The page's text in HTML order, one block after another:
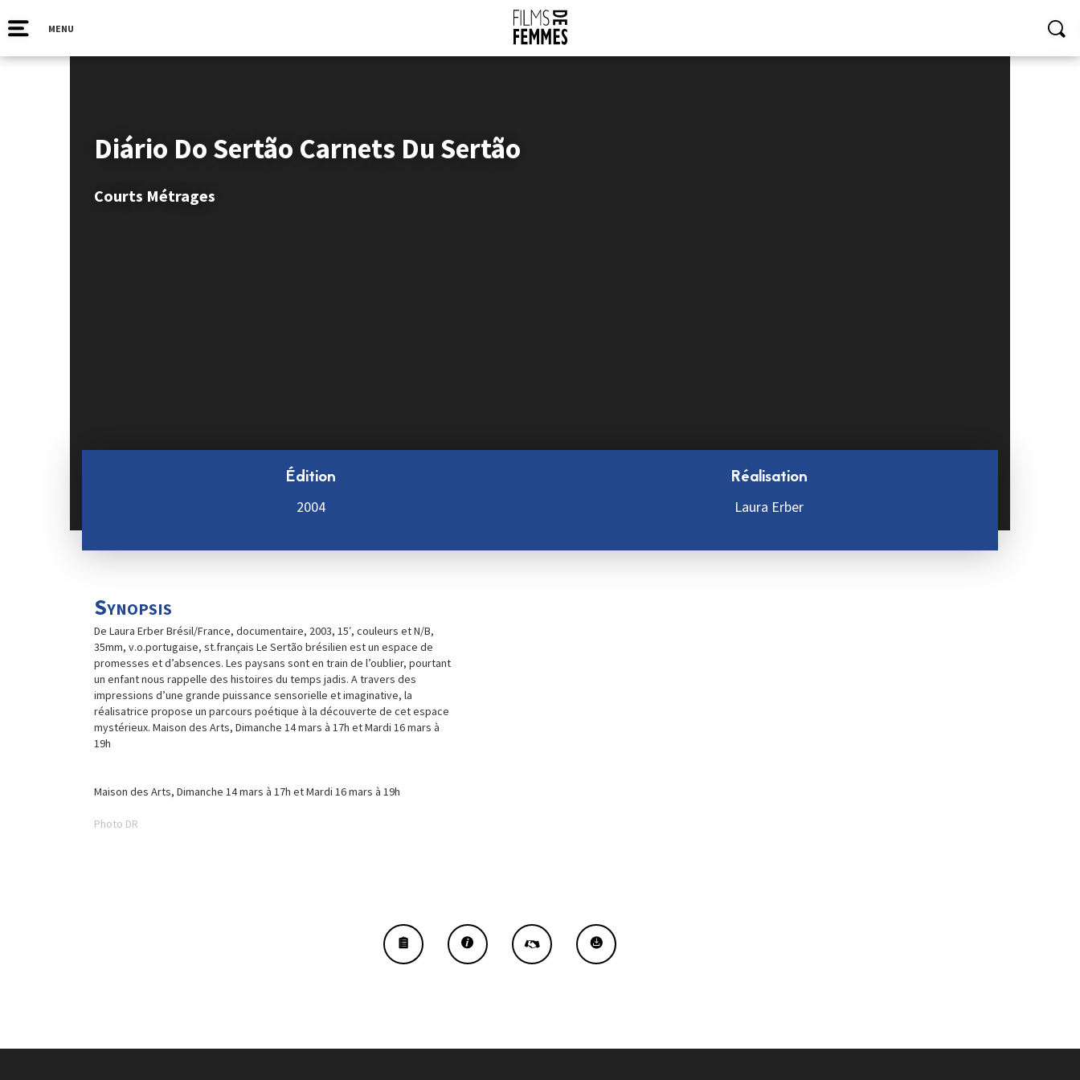
MENU
Diário Do Sertão Carnets Du Sertão
Courts Métrages
Édition
2004
Réalisation
Laura Erber
Synopsis
De Laura Erber Brésil/France, documentaire, 2003, 15′, couleurs et N/B,
35mm, v.o.portugaise, st.français Le Sertão brésilien est un espace de
promesses et d’absences. Les paysans sont en train de l’oublier, pourtant
un enfant nous rappelle des histoires du temps jadis. A travers des
impressions d’une grande puissance sensorielle et imaginative, la
réalisatrice propose un parcours poétique à la découverte de cet espace
mystérieux. Maison des Arts, Dimanche 14 mars à 17h et Mardi 16 mars à
19h
Maison des Arts, Dimanche 14 mars à 17h et Mardi 16 mars à 19h
Photo DR